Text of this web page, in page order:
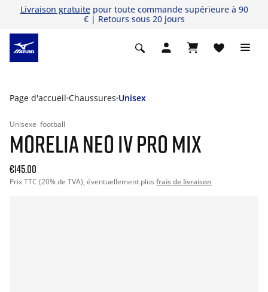
Livraison gratuitepour toute commande supérieure à 90
€ | Retours sous 20 jours
Page d'accueil Chaussures Unisex
Unisexe football
MORELIA NEO IV PRO MIX
€145.00
Prix TTC (20% de TVA), éventuellement plus frais de livraison